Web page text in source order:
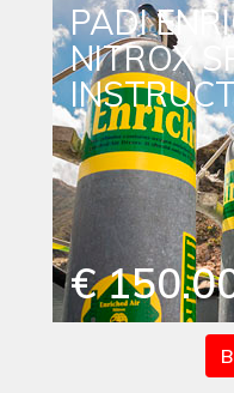
PADI
NITROX
€